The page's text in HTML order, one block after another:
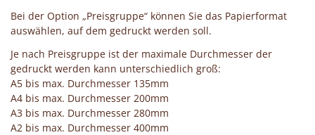
Bei der Option „Preisgruppe“ können Sie das Papierformat
auswählen, auf dem gedruckt werden soll.
Je nach Preisgruppe ist der maximale Durchmesser der
gedruckt werden kann unterschiedlich groß:
A5 bis max. Durchmesser 135mm
A4 bis max. Durchmesser 200mm
A3 bis max. Durchmesser 280mm
A2 bis max. Durchmesser 400mm